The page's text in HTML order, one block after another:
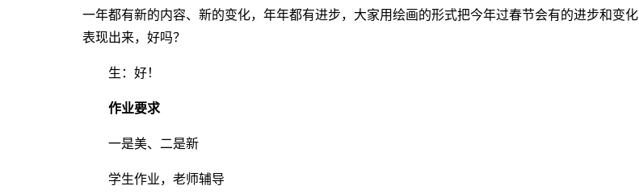
一年都有新的内容、新的变化，年年都有进步，大家用绘画的形式把今年过春节会有的进步和变化
表现出来，好吗？
生：好！
作业要求
一是美、二是新
学生作业，老师辅导